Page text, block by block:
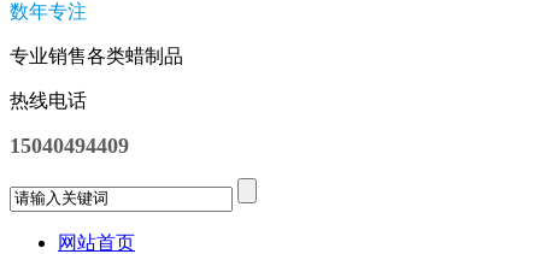
数年专注
专业销售各类蜡制品
热线电话
15040494409
网站首页